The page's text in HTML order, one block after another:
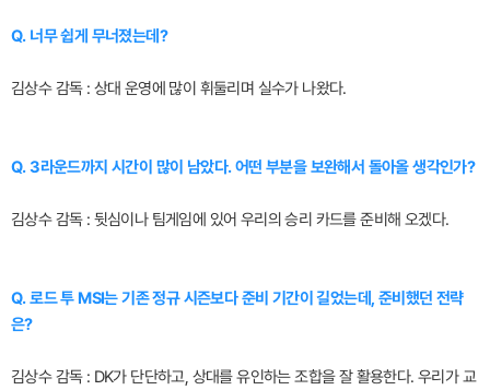
Q. 너무 쉽게 무너졌는데?
김상수 감독 : 상대 운영에 많이 휘둘리며 실수가 나왔다.
Q. 3라운드까지 시간이 많이 남았다. 어떤 부분을 보완해서 돌아올 생각인가?
김상수 감독 : 뒷심이나 팀게임에 있어 우리의 승리 카드를 준비해 오겠다.
Q. 로드 투 MSI는 기존 정규 시즌보다 준비 기간이 길었는데, 준비했던 전략
은?
김상수 감독 : DK가 단단하고, 상대를 유인하는 조합을 잘 활용한다. 우리가 교